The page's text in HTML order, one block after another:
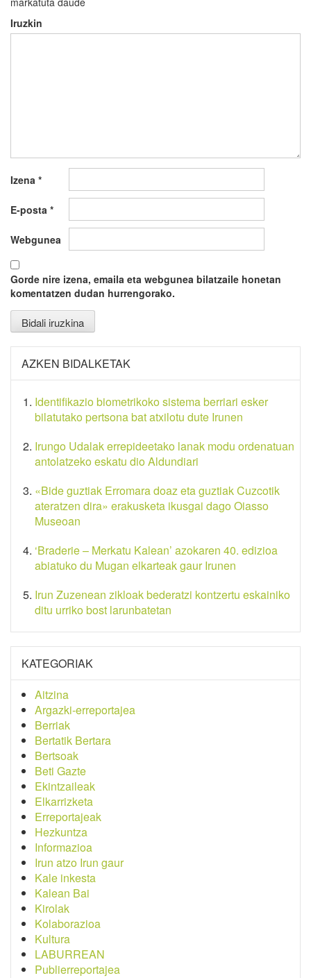
Iruzkin
Izena *
E-posta *
Webgunea
Gorde nire izena, emaila eta webgunea bilatzaile honetan
komentatzen dudan hurrengorako.
AZKEN BIDALKETAK
Identifikazio biometrikoko sistema berriari esker
bilatutako pertsona bat atxilotu dute Irunen
Irungo Udalak errepideetako lanak modu ordenatuan
antolatzeko eskatu dio Aldundiari
«Bide guztiak Erromara doaz eta guztiak Cuzcotik
ateratzen dira» erakusketa ikusgai dago Oiasso
Museoan
‘Braderie – Merkatu Kalean’ azokaren 40. edizioa
abiatuko du Mugan elkarteak gaur Irunen
Irun Zuzenean zikloak bederatzi kontzertu eskainiko
ditu urriko bost larunbatetan
KATEGORIAK
Aitzina
Argazki-erreportajea
Berriak
Bertatik Bertara
Bertsoak
Beti Gazte
Ekintzaileak
Elkarrizketa
Erreportajeak
Hezkuntza
Informazioa
Irun atzo Irun gaur
Kale inkesta
Kalean Bai
Kirolak
Kolaborazioa
Kultura
LABURREAN
Publierreportajea